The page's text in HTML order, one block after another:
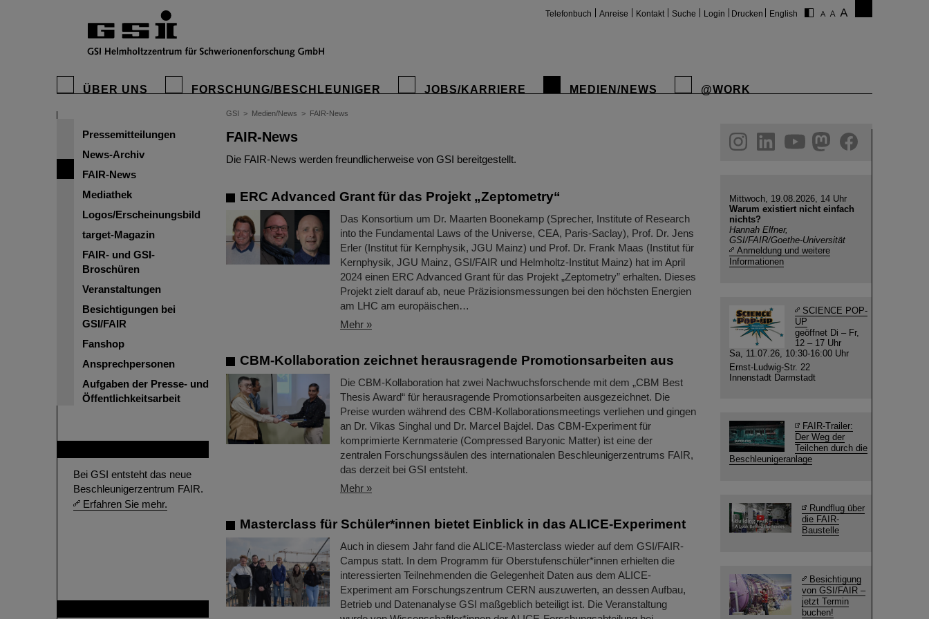
Telefonbuch Anreise Kontakt Suche Login Drucken English
ÜBER UNS FORSCHUNG/BESCHLEUNIGER JOBS/KARRIERE MEDIEN/NEWS @WORK
Pressemitteilungen
News-Archiv
FAIR-News
Mediathek
Logos/Erscheinungsbild
target-Magazin
FAIR- und GSI-
Broschüren
Veranstaltungen
Besichtigungen bei
GSI/FAIR
Fanshop
Ansprechpersonen
Aufgaben der Presse- und
Öffentlichkeitsarbeit
Bei GSI entsteht das neue
Beschleunigerzentrum FAIR.
Erfahren Sie mehr.
GSI > Medien/News > FAIR-News
FAIR-News
Die FAIR-News werden freundlicherweise von GSI bereitgestellt.
ERC Advanced Grant für das Projekt „Zeptometry“
Das Konsortium um Dr. Maarten Boonekamp (Sprecher, Institute of Research
into the Fundamental Laws of the Universe, CEA, Paris-Saclay), Prof. Dr. Jens
Erler (Institut für Kernphysik, JGU Mainz) und Prof. Dr. Frank Maas (Institut für
Kernphysik, JGU Mainz, GSI/FAIR und Helmholtz-Institut Mainz) hat im April
2024 einen ERC Advanced Grant für das Projekt „Zeptometry” erhalten. Dieses
Projekt zielt darauf ab, neue Präzisionsmessungen bei den höchsten Energien
am LHC am europäischen…
Mehr »
CBM-Kollaboration zeichnet herausragende Promotionsarbeiten aus
Die CBM-Kollaboration hat zwei Nachwuchsforschende mit dem „CBM Best
Thesis Award“ für herausragende Promotionsarbeiten ausgezeichnet. Die
Preise wurden während des CBM-Kollaborationsmeetings verliehen und gingen
an Dr. Vikas Singhal und Dr. Marcel Bajdel. Das CBM-Experiment für
komprimierte Kernmaterie (Compressed Baryonic Matter) ist eine der
zentralen Forschungssäulen des internationalen Beschleunigerzentrums FAIR,
das derzeit bei GSI entsteht.
Mehr »
Masterclass für Schüler*innen bietet Einblick in das ALICE-Experiment
Auch in diesem Jahr fand die ALICE-Masterclass wieder auf dem GSI/FAIR-
Campus statt. In dem Programm für Oberstufenschüler*innen erhielten die
interessierten Teilnehmenden die Gelegenheit Daten aus dem ALICE-
Experiment am Forschungszentrum CERN auszuwerten, an dessen Aufbau,
Betrieb und Datenanalyse GSI maßgeblich beteiligt ist. Die Veranstaltung
helmholtz.social
facebook
Mittwoch, 19.08.2026, 14 Uhr
Warum existiert nicht einfach
nichts?
Hannah Elfner,
GSI/FAIR/Goethe-Universität
Anmeldung und weitere
Informationen
SCIENCE POP-
UP
geöffnet Di – Fr,
12 – 17 Uhr
Sa, 11.07.26, 10:30-16:00 Uhr
Ernst-Ludwig-Str. 22
Innenstadt Darmstadt
FAIR-Trailer:
Der Weg der
Teilchen durch die
Beschleunigeranlage
Rundflug über
die FAIR-
Baustelle
Besichtigung
von GSI/FAIR –
jetzt Termin
buchen!